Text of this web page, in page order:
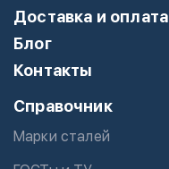
Доставка и оплата
Блог
Контакты
Справочник
Марки сталей